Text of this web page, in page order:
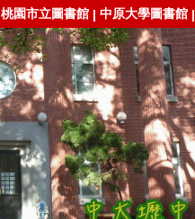
桃園市立圖書館| 中原大學圖書館|